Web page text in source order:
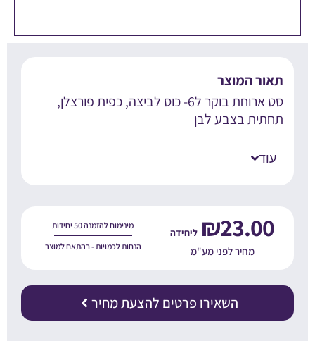
המוצר
סט ארוחת בוקר ל6- כוס לביצה, כפית פורצלן,
בצבע לבן
₪23.00
מחיר לפני מע"מ
מינימום להזמנה 50 יחידות
הנחות לכמויות - בהתאם למוצר
השאירו פרטים להצעת מחיר